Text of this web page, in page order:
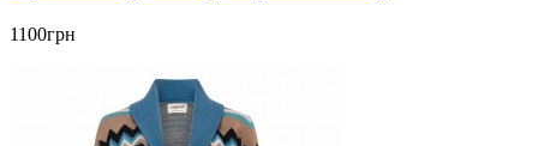
1100грн